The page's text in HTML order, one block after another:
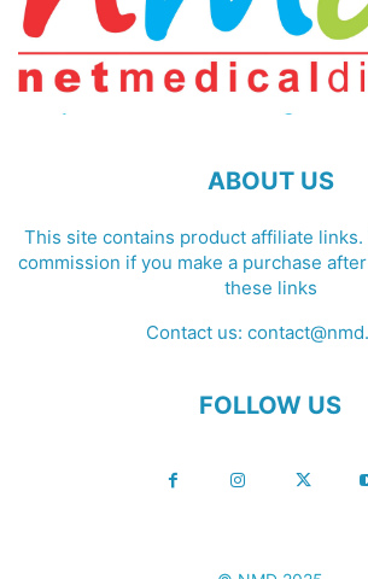
ABOUT US
This site contains product affiliate links.
commission if you make a purchase
these links
Contact us:
FOLLOW US